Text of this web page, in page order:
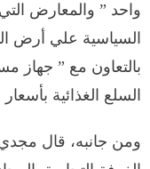
واحد ” والمعارض
السياسية علي أرض
بالتعاون مع ” جهاز
السلع الغذائية
ومن جانبه، قال